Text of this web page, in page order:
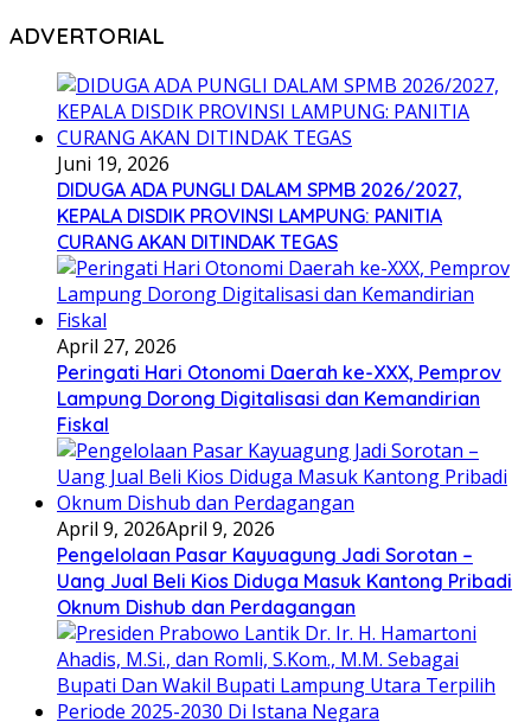
ADVERTORIAL
Juni 19, 2026
DIDUGA ADA PUNGLI DALAM SPMB 2026/2027,
KEPALA DISDIK PROVINSI LAMPUNG: PANITIA
CURANG AKAN DITINDAK TEGAS
April 27, 2026
Peringati Hari Otonomi Daerah ke-XXX, Pemprov
Lampung Dorong Digitalisasi dan Kemandirian
Fiskal
April 9, 2026April 9, 2026
Pengelolaan Pasar Kayuagung Jadi Sorotan –
Uang Jual Beli Kios Diduga Masuk Kantong Pribadi
Oknum Dishub dan Perdagangan